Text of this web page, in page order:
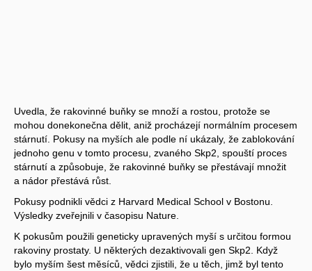
Uvedla, že rakovinné buňky se množí a rostou, protože se
mohou donekonečna dělit, aniž procházejí normálním procesem
stárnutí. Pokusy na myších ale podle ní ukázaly, že zablokování
jednoho genu v tomto procesu, zvaného Skp2, spouští proces
stárnutí a způsobuje, že rakovinné buňky se přestávají množit
a nádor přestává růst.
Pokusy podnikli vědci z Harvard Medical School v Bostonu.
Výsledky zveřejnili v časopisu Nature.
K pokusům použili geneticky upravených myší s určitou formou
rakoviny prostaty. U některých dezaktivovali gen Skp2. Když
bylo myším šest měsíců, vědci zjistili, že u těch, jimž byl tento